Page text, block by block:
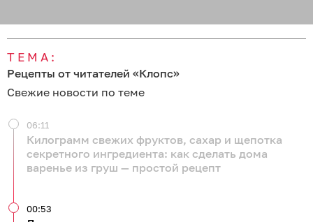
ТЕМА:
Рецепты от читателей «Клопс»
Свежие новости по теме
Килограмм свежих фруктов, сахар и щепотка
секретного ингредиента: как сделать дома
варенье из груш — простой рецепт
06:11
00:53